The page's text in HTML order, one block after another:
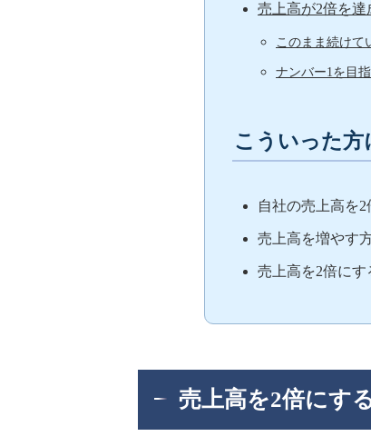
売上高が2倍を達
このまま続けて
ナンバー1を目
こういった方
自社の売上高を
売上高を増やす
売上高を2倍に
売上高を2倍にす